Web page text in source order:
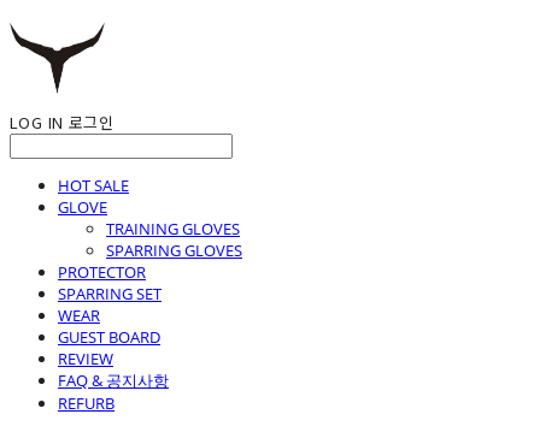
LOG IN 로그인
HOT SALE
GLOVE
TRAINING GLOVES
SPARRING GLOVES
PROTECTOR
SPARRING SET
WEAR
GUEST BOARD
REVIEW
FAQ & 공지사항
REFURB